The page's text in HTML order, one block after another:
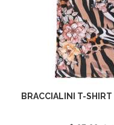
BRACCIALINI T-